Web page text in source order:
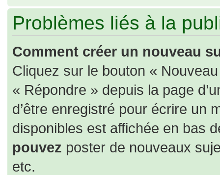
Problèmes liés à la
Comment créer un nouveau
Cliquez sur le bouton «
« Répondre » depuis la page
d’être enregistré pour écrire un
disponibles est affichée en bas
pouvez poster de nouveaux
etc.